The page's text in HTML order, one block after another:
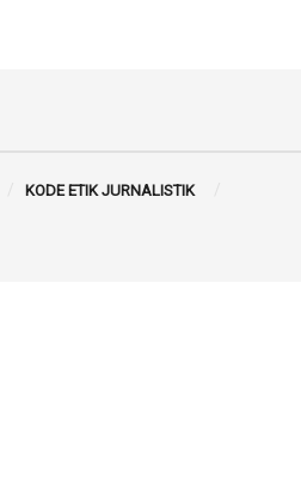
KODE ETIK JURNALISTIK